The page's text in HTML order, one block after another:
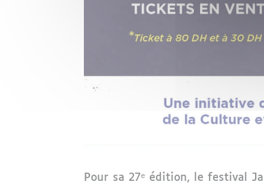
Pour sa 27ᵉ édition, le festival